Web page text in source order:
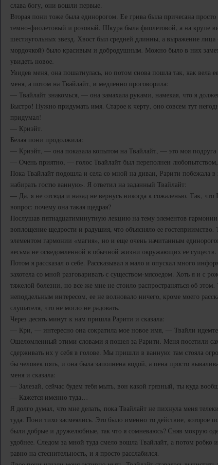
слава богу, они вошли первые.
Вторая пони тоже была единорогом. Ее грива была причесана
темно-фиолетовый и розовый. Шкура была фиолетовой, а на крупе
шестиугольных звезд. Хвост был средней длинны, а выражение лица
мордочкой) было красивым и добродушным. Можно было в них
увидеть новое.
Увидев меня, она пошатнулась, но потом снова пошла так, как вела
меня, а потом на Твайлайт, и медленно проговорила:
— Твайлайт знакомься, — она замахала руками, намекая, что я
Быстро! Нужно придумать имя. Старое к черту, оно совсем тут
придумал!
— Криэйт.
Белая пони продолжила:
— Криэйт, — она показала копытом на Твайлайт, — это моя подруга
— Очень приятно, — голос Твайлайт был переполнен
Пока Твайлайт подошла и села со мной на диван, Рарити побежала
набирать гостю ванную». Я ответил на заданный Твайлайт:
— Да, я не отсюда и назад не вернусь никогда к сожаленью. Так,
вопрос: почему она такая щедрая?
Послушав пятнадцатиминутную лекцию на тему элементов
воплощение щедрости и радушия, что объясняло ее
элементом гармонии «магия», но и еще очень начитанным
весьма не осведомленной в обычной жизни окружающих ее существ.
Потом я рассказал о себе. Рассказывал я мало и опускал много
захотела со мной разговаривать с существом-мясоедом. Хоть я и с
тяжелой болезни, но все же мне не стоило распространяться об
неподдельным интересом, ее не волновало ничего, кроме моего
слушателя, что не могло не радовать.
Через десять минут к нам пришла Рарити и сказала:
— Кри, — интересно она сократила мое новое имя, — Твайли
Ошеломленный этими словами я пошел за Рарити. Меня посетили
сдерживать их у себя в голове. Мы пришли в ванную: там стояла
бы человек пять, и она была заполнена водой, а пена просто
меня и сказала:
— Залезай, сейчас будем тебя мыть, вон какой грязный, ты куда
— Кажется именно туда…
Я долго думал, что мне делать, пока Твайлайт не пихнула меня
туда. Пони тихо засмеялись. Это было именно то действие, которое
были добрые и дружелюбные, так что я сомневаюсь? Сняв мокрую
удобнее. Следом за мной туда смело вошла Твайлайт, а потом
равно на стеснительность, и я просто расслабился.